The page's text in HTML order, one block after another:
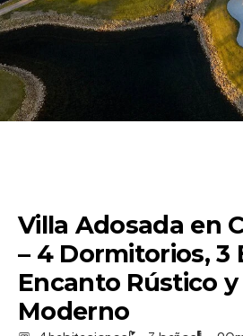
Villa Adosada en
– 4 Dormitorios, 3
Encanto Rústico
Moderno